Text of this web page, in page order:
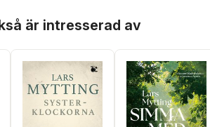
är intresserad av